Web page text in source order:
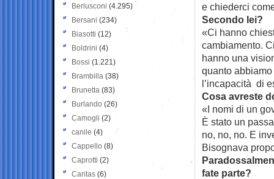
e chiederci
Secondo lei?
«Ci hanno
cambiamento.
hanno una
quanto
l’incapacità di
Cosa avreste
«I nomi di un
È stato un
no, no, no. E
Bisognava
fate parte?
Berlusconi (4.295)
Bersani (234)
Biasotti (12)
Boldrini (4)
Bossi (1.221)
Brambilla (38)
Brunetta (83)
Burlando (26)
Camogli (2)
canile (4)
Cappello (8)
Caprotti (2)
Caritas (6)